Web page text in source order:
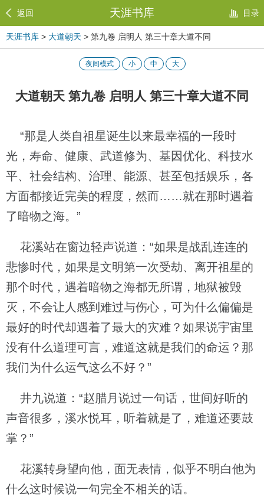
返回 天涯书库 目录
天涯书库 > 大道朝天 > 第九卷 启明人 第三十章大道不同
夜间模式 小 中 大
大道朝天 第九卷 启明人 第三十章大道不同
“那是人类自祖星诞生以来最幸福的一段时
光，寿命、健康、武道修为、基因优化、科技水
平、社会结构、治理、能源、甚至包括娱乐，各
方面都接近完美的程度，然而……就在那时遇着
了暗物之海。”
花溪站在窗边轻声说道：“如果是战乱连连的
悲惨时代，如果是文明第一次受劫、离开祖星的
那个时代，遇着暗物之海都无所谓，地狱被毁
灭，不会让人感到难过与伤心，可为什么偏偏是
最好的时代却遇着了最大的灾难？如果说宇宙里
没有什么道理可言，难道这就是我们的命运？那
我们为什么运气这么不好？”
井九说道：“赵腊月说过一句话，世间好听的
声音很多，溪水悦耳，听着就是了，难道还要鼓
掌？”
花溪转身望向他，面无表情，似乎不明白他为
什么这时候说一句完全不相关的话。